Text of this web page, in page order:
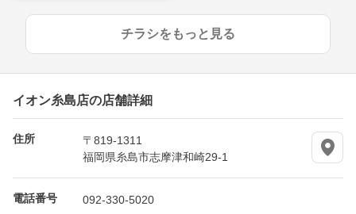
チラシをもっと見る
イオン糸島店の店舗詳細
住所
〒819-1311
福岡県糸島市志摩津和崎29-1
電話番号 092-330-5020